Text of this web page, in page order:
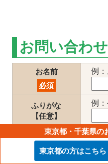
お問い合わ
お名前
必須
例
ふりがな
【任意】
例
ご住所(工事地住
※郵便
力さ
郵
東京都・千葉県の
東京都の方はこちら